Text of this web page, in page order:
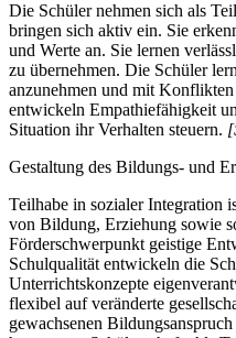
Die Schüler nehmen sich als
bringen sich aktiv ein. Sie
und Werte an. Sie lernen
zu übernehmen. Die Schüler
anzunehmen und mit Konflikten
entwickeln Empathiefähigkeit
Situation ihr Verhalten steuern.
Gestaltung des Bildungs- und
Teilhabe in sozialer Integration
von Bildung, Erziehung sowie
Förderschwerpunkt geistige
Schulqualität entwickeln die
Unterrichtskonzepte
flexibel auf veränderte
gewachsenen